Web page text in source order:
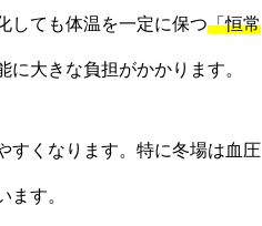
しても体温を一定に保つ「恒常
大きな負担がかかります。
すくなります。特に冬場は血圧
す。